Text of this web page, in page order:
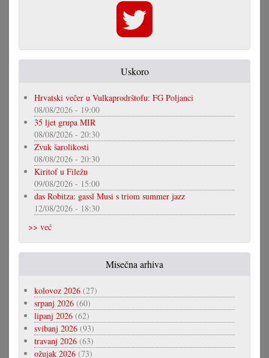
Uskoro
Hrvatski večer u Vulkaprodrštofu: FG Poljanci
08/08/2026 - 19:00
35 ljet grupa MIR
08/08/2026 - 20:30
Zvuk šarolikosti
08/08/2026 - 20:30
Kiritof u Filežu
09/08/2026 - 15:00
das Robitza: gassl Musi s triom summer jazz
12/08/2026 - 18:30
>> već
Misečna arhiva
kolovoz 2026 (27)
srpanj 2026 (60)
lipanj 2026 (62)
svibanj 2026 (93)
travanj 2026 (63)
ožujak 2026 (73)